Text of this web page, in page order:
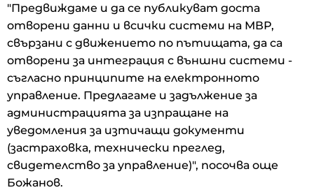
"Предвиждаме и да се публикуват доста
отворени данни и всички системи на МВР,
свързани с движението по пътищата, да са
отворени за интеграция с външни системи -
съгласно принципите на електронното
управление. Предлагаме и задължение за
администрацията за изпращане на
уведомления за изтичащи документи
(застраховка, технически преглед,
свидетелство за управление)", посочва още
Божанов.